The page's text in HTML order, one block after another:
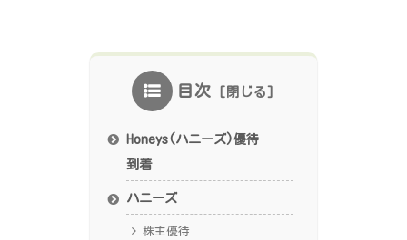
目次
Honeys(ハニーズ)優待
到着
ハニーズ
株主優待